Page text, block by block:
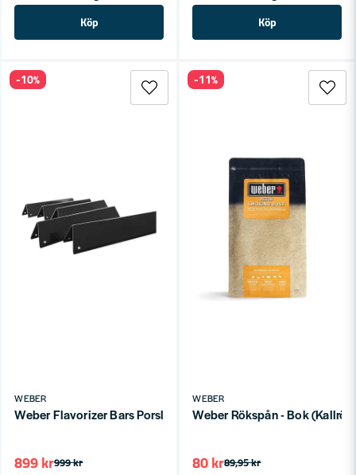
Köp Köp
WEBER
Weber Flavorizer Bars Porslinsemalj - Spirit 300-serien ~39cm
999 kr
899 kr
-10%
WEBER
Weber Rökspån - Bok
89,95 kr
80 kr
-11%